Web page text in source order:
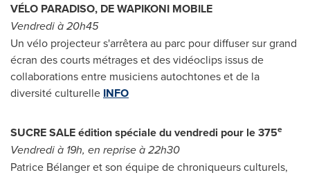
VÉLO PARADISO, DE WAPIKONI MOBILE
Vendredi à 20h45
Un vélo projecteur s'arrêtera au parc pour diffuser sur grand
écran des courts métrages et des vidéoclips issus de
collaborations entre musiciens autochtones et de la
diversité culturelle INFO
SUCRE SALE édition spéciale du vendredi pour le 375e
Vendredi à 19h, en reprise à 22h30
Patrice Bélanger et son équipe de chroniqueurs culturels,